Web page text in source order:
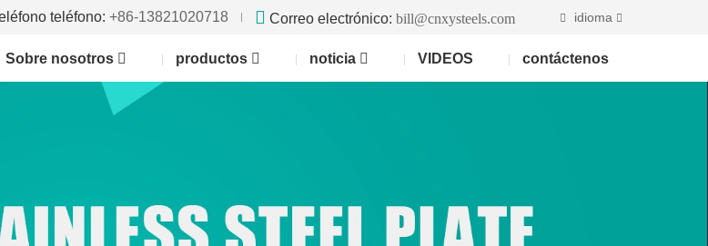
teléfono: +86-13821020718 Correo electrónico: bill@cnxysteels.com idioma
Sobre nosotros productos noticia VIDEOS contáctenos